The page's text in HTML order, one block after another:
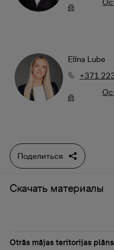
Elīna Lube
+371
Поделиться
Скачать материалы
Otrās mājas teritorijas